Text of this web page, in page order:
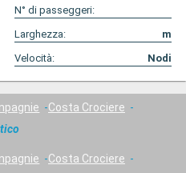
N° di passeggeri:
Larghezza:
m
Velocità: Nodi
Costa Crociere
Costa Crociere